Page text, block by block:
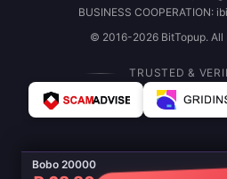
Bobo 20000
BUSINESS COOPERATION:
© 2016-2026 BitTopup. All
TRUSTED &